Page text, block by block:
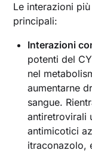
Le interazioni
principali:
Interazioni
potenti del
nel
aumentarne
sangue.
antiretrovirali
antimicotici
itraconazolo,